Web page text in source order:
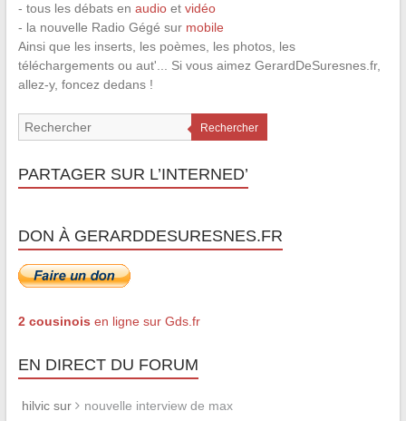
- tous les débats en audioet vidéo
- la nouvelle Radio Gégé sur mobile
Ainsi que les inserts, les poèmes, les photos, les
téléchargements ou aut'... Si vous aimez GerardDeSuresnes.fr,
allez-y, foncez dedans !
Rechercher
PARTAGER SUR L’INTERNED’
DON À GERARDDESURESNES.FR
2 cousinois en ligne sur Gds.fr
EN DIRECT DU FORUM
hilvic sur nouvelle interview de max